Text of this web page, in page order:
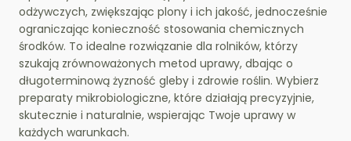
odżywczych, zwiększając plony i ich jakość, jednocześnie
ograniczając konieczność stosowania chemicznych
środków. To idealne rozwiązanie dla rolników, którzy
szukają zrównoważonych metod uprawy, dbając o
długoterminową żyzność gleby i zdrowie roślin. Wybierz
preparaty mikrobiologiczne, które działają precyzyjnie,
skutecznie i naturalnie, wspierając Twoje uprawy w
każdych warunkach.